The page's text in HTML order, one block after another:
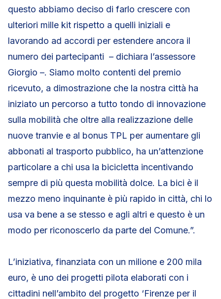
questo abbiamo deciso di farlo crescere con
ulteriori mille kit rispetto a quelli iniziali e
lavorando ad accordi per estendere ancora il
numero dei partecipanti – dichiara l’assessore
Giorgio –. Siamo molto contenti del premio
ricevuto, a dimostrazione che la nostra città ha
iniziato un percorso a tutto tondo di innovazione
sulla mobilità che oltre alla realizzazione delle
nuove tranvie e al bonus TPL per aumentare gli
abbonati al trasporto pubblico, ha un’attenzione
particolare a chi usa la bicicletta incentivando
sempre di più questa mobilità dolce. La bici è il
mezzo meno inquinante è più rapido in città, chi lo
usa va bene a se stesso e agli altri e questo è un
modo per riconoscerlo da parte del Comune.”.
L’iniziativa, finanziata con un milione e 200 mila
euro, è uno dei progetti pilota elaborati con i
cittadini nell’ambito del progetto ‘Firenze per il